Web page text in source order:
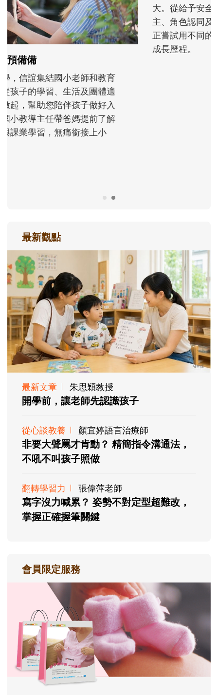
和孩子一起長大的那個男人│讀懂父親的
不同模樣
沒有人天生就擅長當爸爸！男人總是在一次
次「前所未有」的體驗中，跟著孩子一起長
大。從給予安全感的肢體遊戲，到獨立自
主、角色認同及解決問題的能力養成。爸爸
最新觀點
最新文章 朱思穎教授
開學前，讓老師先認識孩子
從心談教養 顏宜婷語言治療師
非要大聲罵才肯動？ 精簡指令溝通法，
不吼不叫孩子照做
翻轉學習力 張偉萍老師
寫字沒力喊累？ 姿勢不對定型超難改，
掌握正確握筆關鍵
會員限定服務